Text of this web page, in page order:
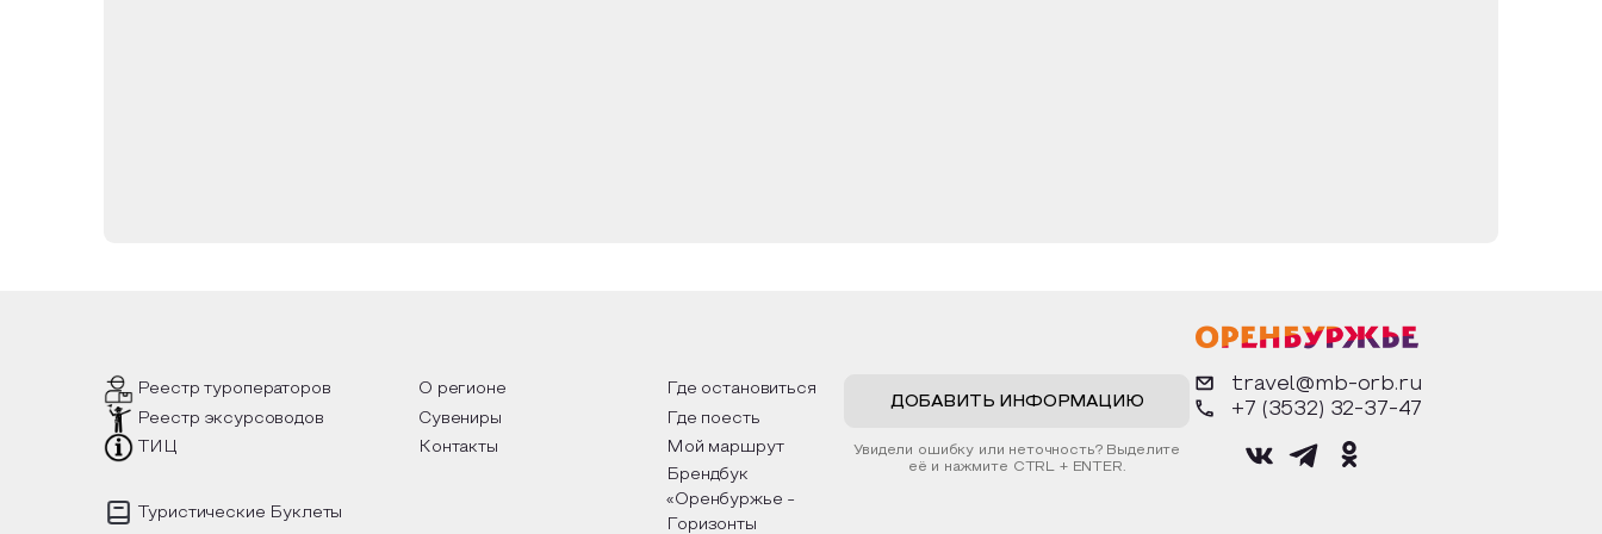
Реестр туроператоров О регионе
Где остановиться
Реестр эксурсоводов
Сувениры
Где поесть
ТИЦ
Контакты Мой маршрут
Туристические Буклеты
Брендбук
«Оренбуржье -
Горизонты
ДОБАВИТЬ ИНФОРМАЦИЮ
Увидели ошибку или неточность? Выделите
её и нажмите CTRL + ENTER.
travel@mb-orb.ru
+7 (3532) 32-37-47